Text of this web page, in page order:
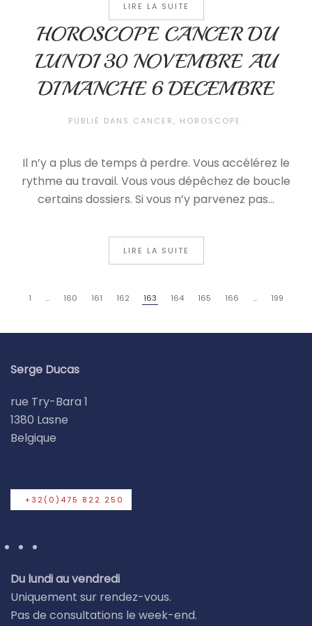
LIRE LA SUITE
HOROSCOPE CANCER DU
LUNDI 30 NOVEMBRE AU
DIMANCHE 6 DECEMBRE
PUBLIÉ DANS CANCER, HOROSCOPE .
Il n’y a plus de temps à perdre. Vous accélérez le
rythme au travail. Vous vous dépêchez de boucle
certains dossiers. Si vous n’y parvenez pas...
LIRE LA SUITE
1 … 160 161 162 163 164 165 166 … 199
Serge Ducas
rue Try-Bara 1
1380 Lasne
Belgique
+32(0)475 822 250
Du lundi au vendredi
Uniquement sur rendez-vous.
Pas de consultations le week-end.